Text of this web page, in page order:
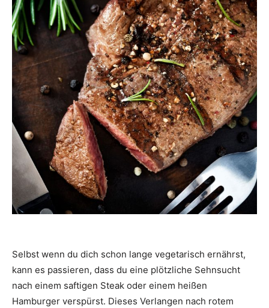
Selbst wenn du dich schon lange vegetarisch ernährst,
kann es passieren, dass du eine plötzliche Sehnsucht
nach einem saftigen Steak oder einem heißen
Hamburger verspürst. Dieses Verlangen nach rotem